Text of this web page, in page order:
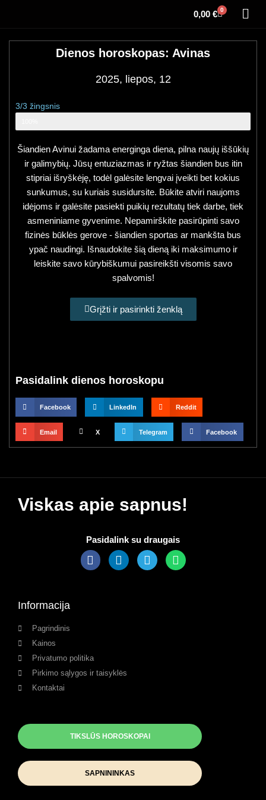
0,00 € 0
Dienos horoskopas: Avinas
2025, liepos, 12
3/3 žingsnis
Šiandien Avinui žadama energinga diena, pilna naujų iššūkių
ir galimybių. Jūsų entuziazmas ir ryžtas šiandien bus itin
stipriai išryškėję, todėl galėsite lengvai įveikti bet kokius
sunkumus, su kuriais susidursite. Būkite atviri naujoms
idėjoms ir galėsite pasiekti puikių rezultatų tiek darbe, tiek
asmeniniame gyvenime. Nepamirškite pasirūpinti savo
fizinės būklės gerove - šiandien sportas ar mankšta bus
ypač naudingi. Išnaudokite šią dieną iki maksimumo ir
leiskite savo kūrybiškumui pasireikšti visomis savo
spalvomis!
Grįžti ir pasirinkti ženklą
Pasidalink dienos horoskopu
Facebook LinkedIn Reddit
Email X Telegram Facebook
Viskas apie sapnus!
Pasidalink su draugais
Informacija
Pagrindinis
Kainos
Privatumo politika
Pirkimo sąlygos ir taisyklės
Kontaktai
TIKSLŪS HOROSKOPAI
SAPNININKAS